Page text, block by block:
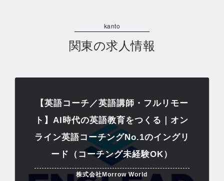
関東の求人情報
【英語コーチ／英語講師・フルリモー
ト】AI時代の英語教育をつくる｜オン
ライン英語コーチングNo.1のイングリ
ード（コーチング未経験OK）
株式会社Morrow World